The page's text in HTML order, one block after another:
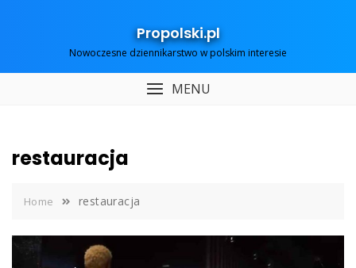
Propolski.pl
Nowoczesne dziennikarstwo w polskim interesie
MENU
restauracja
Home restauracja